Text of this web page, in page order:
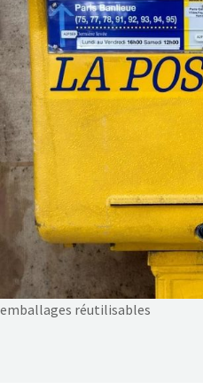
emballages réutilisables